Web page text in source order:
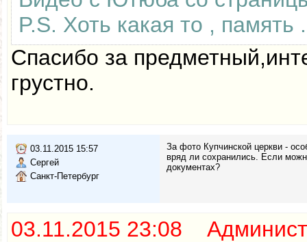
P.S. Хоть какая то , память
Спасибо за
грустно.
03.11.2015 15:57
Сергей
Санкт-Петербург
За фото Купчинской церкви -
вряд ли сохранились. Если
документах?
03.11.2015 23:08